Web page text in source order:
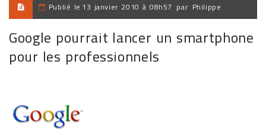
Publié le 13 janvier 2010 à 08h57 par Philippe
Google pourrait lancer un smartphone
pour les professionnels